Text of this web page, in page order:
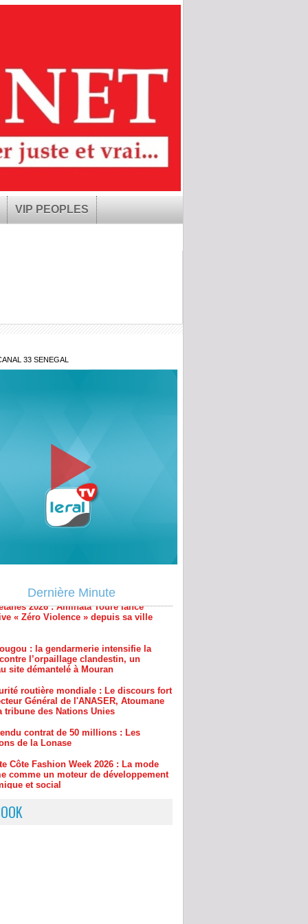
VIP PEOPLES
33 SENEGAL
Dernière Minute
2026 : Aminata Touré lance
: la gendarmerie intensifie la
l’orpaillage clandestin, un
routière mondiale : Le discours fort
Général de l'ANASER, Atoumane
tribune des Nations Unies
contrat de 50 millions : Les
de la Lonase
comme un moteur de développement
et social
familial à l'urgence absolue : Les
du projet « 221 » d'Amadou Abdou
sauver des vies en 60 secondes